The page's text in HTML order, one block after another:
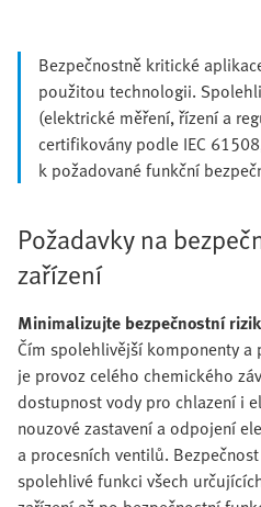
Bezpečnostně kritické
použitou technologii.
(elektrické měření, řízení a
certifikovány podle IEC
k požadované funkční
Požadavky na
zařízení
Minimalizujte bezpečnostní
Čím spolehlivější komponenty a
je provoz celého chemického
dostupnost vody pro chlazení i
nouzové zastavení a odpojení
a procesních ventilů.
spolehlivé funkci všech